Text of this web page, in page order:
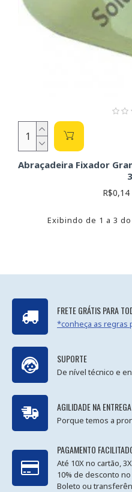
Abraçadeira Fixador
Exibindo de 1 a 3
FRETE GRÁTIS PARA
*conheça as regras
SUPORTE
De nível técnico e
AGILIDADE NA ENTREGA
Porque temos a
PAGAMENTO
Até 10X no cartão,
10% de desconto
Boleto ou